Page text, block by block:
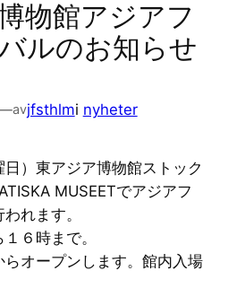
物館アジアフ
ルのお知らせ
avjfsthlmi nyheter
日）東アジア博物館ストック
MUSEETでアジアフ
れます。
６時まで。
オープンします。館内入場